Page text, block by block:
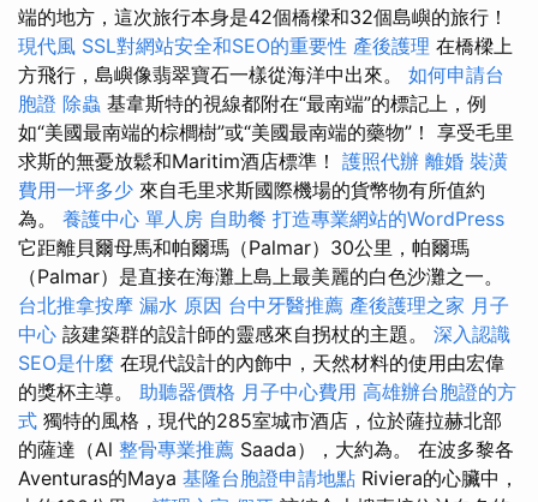
端的地方，這次旅行本身是42個橋樑和32個島嶼的旅行！
現代風 SSL對網站安全和SEO的重要性 產後護理 在橋樑上
方飛行，島嶼像翡翠寶石一樣從海洋中出來。 如何申請台
胞證 除蟲 基韋斯特的視線都附在“最南端”的標記上，例
如“美國最南端的棕櫚樹”或“美國最南端的藥物”！ 享受毛里
求斯的無憂放鬆和Maritim酒店標準！ 護照代辦 離婚 裝潢
費用一坪多少 來自毛里求斯國際機場的貨幣物有所值約
為。 養護中心 單人房 自助餐 打造專業網站的WordPress
它距離貝爾母馬和帕爾瑪（Palmar）30公里，帕爾瑪
（Palmar）是直接在海灘上島上最美麗的白色沙灘之一。
台北推拿按摩 漏水 原因 台中牙醫推薦 產後護理之家 月子
中心 該建築群的設計師的靈感來自拐杖的主題。 深入認識
SEO是什麼 在現代設計的內飾中，天然材料的使用由宏偉
的獎杯主導。 助聽器價格 月子中心費用 高雄辦台胞證的方
式 獨特的風格，現代的285室城市酒店，位於薩拉赫北部
的薩達（Al 整骨專業推薦 Saada），大約為。 在波多黎各
Aventuras的Maya 基隆台胞證申請地點 Riviera的心臟中，